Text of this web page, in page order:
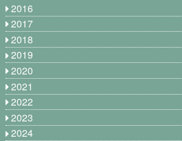
2016
2017
2018
2019
2020
2021
2022
2023
2024